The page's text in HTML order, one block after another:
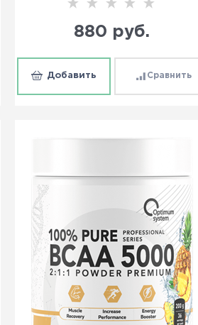
880 руб.
Добавить Сравнить